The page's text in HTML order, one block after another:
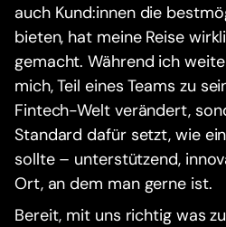
auch Kund:innen die
bieten, hat meine Reise
gemacht. Während ich
mich, Teil eines Teams zu
Fintech-Welt verändert,
Standard dafür setzt, wie
sollte – unterstützend,
Ort, an dem man gerne ist.
Bereit, mit uns richtig was